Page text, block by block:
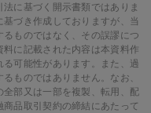
に基づく開示書類ではありま
づき作成しておりますが、当
ものではなく、その誤謬につ
に記載された内容は本資料作
可能性があります。また、過
ものではありません。なお、
部又は一部を複製、転用、配
品取引契約の締結にあたって